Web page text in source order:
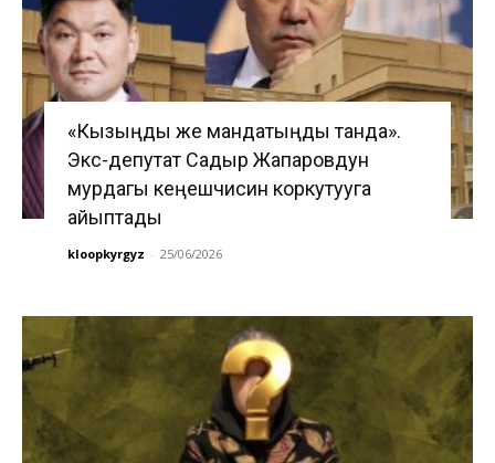
«Кызыңды же мандатыңды танда».
Экс-депутат Садыр Жапаровдун
мурдагы кеңешчисин коркутууга
айыптады
kloopkyrgyz - 25/06/2026